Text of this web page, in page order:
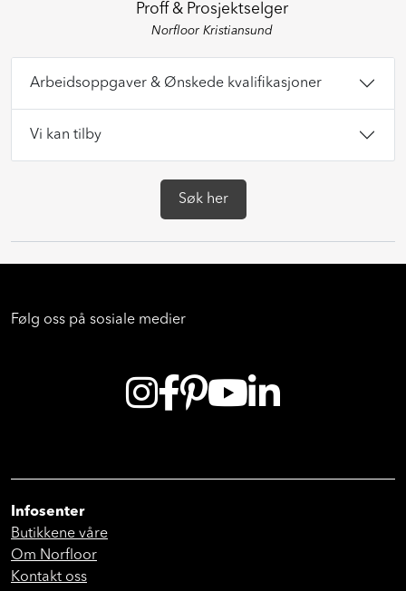
Proff & Prosjektselger
Norfloor Kristiansund
Arbeidsoppgaver & Ønskede kvalifikasjoner
Vi kan tilby
Søk her
Følg oss på sosiale medier
Infosenter
Butikkene våre
Om Norfloor
Kontakt oss